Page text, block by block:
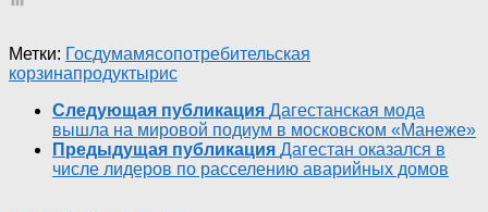
Метки: Госдумамясопотребительская
корзинапродуктырис
Следующая публикация Дагестанская мода
вышла на мировой подиум в московском «Манеже»
Предыдущая публикация Дагестан оказался в
числе лидеров по расселению аварийных домов